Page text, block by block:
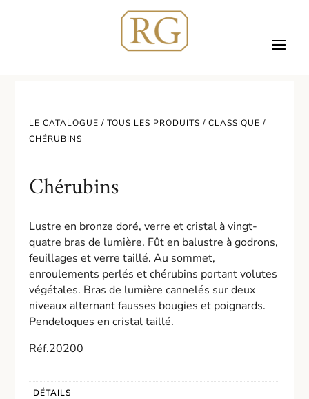
LE CATALOGUE /TOUS LES PRODUITS /CLASSIQUE /
CHÉRUBINS
Chérubins
Lustre en bronze doré, verre et cristal à vingt-
quatre bras de lumière. Fût en balustre à godrons,
feuillages et verre taillé. Au sommet,
enroulements perlés et chérubins portant volutes
végétales. Bras de lumière cannelés sur deux
niveaux alternant fausses bougies et poignards.
Pendeloques en cristal taillé.
Réf.20200
DÉTAILS